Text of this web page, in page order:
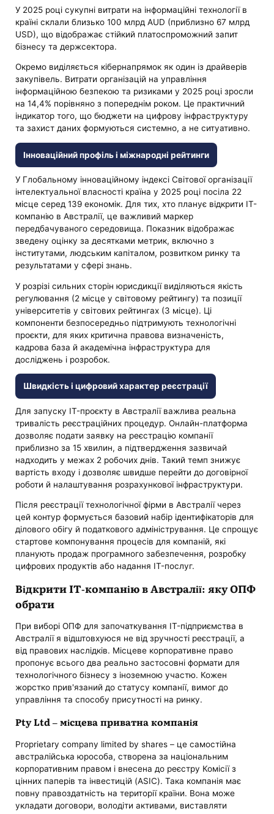
У 2025 році сукупні витрати на інформаційні технології в
країні склали близько 100 млрд AUD (приблизно 67 млрд
USD), що відображає стійкий платоспроможний запит
бізнесу та держсектора.
Окремо виділяється кібернапрямок як один із драйверів
закупівель. Витрати організацій на управління
інформаційною безпекою та ризиками у 2025 році зросли
на 14,4% порівняно з попереднім роком. Це практичний
індикатор того, що бюджети на цифрову інфраструктуру
та захист даних формуються системно, а не ситуативно.
Інноваційний профіль і міжнародні рейтинги
У Глобальному інноваційному індексі Світової організації
інтелектуальної власності країна у 2025 році посіла 22
місце серед 139 економік. Для тих, хто планує відкрити IT-
компанію в Австралії, це важливий маркер
передбачуваного середовища. Показник відображає
зведену оцінку за десятками метрик, включно з
інститутами, людським капіталом, розвитком ринку та
результатами у сфері знань.
У розрізі сильних сторін юрисдикції виділяються якість
регулювання (2 місце у світовому рейтингу) та позиції
університетів у світових рейтингах (3 місце). Ці
компоненти безпосередньо підтримують технологічні
проєкти, для яких критична правова визначеність,
кадрова база й академічна інфраструктура для
досліджень і розробок.
Швидкість і цифровий характер реєстрації
Для запуску IT-проєкту в Австралії важлива реальна
тривалість реєстраційних процедур. Онлайн-платформа
дозволяє подати заявку на реєстрацію компанії
приблизно за 15 хвилин, а підтвердження зазвичай
надходить у межах 2 робочих днів. Такий темп знижує
вартість входу і дозволяє швидше перейти до договірної
роботи й налаштування розрахункової інфраструктури.
Після реєстрації технологічної фірми в Австралії через
цей контур формується базовий набір ідентифікаторів для
ділового обігу й податкового адміністрування. Це спрощує
стартове компонування процесів для компаній, які
планують продаж програмного забезпечення, розробку
цифрових продуктів або надання IT-послуг.
Відкрити IT-компанію в Австралії: яку ОПФ
обрати
При виборі ОПФ для започаткування IT-підприємства в
Австралії я відштовхуюся не від зручності реєстрації, а
від правових наслідків. Місцеве корпоративне право
пропонує всього два реально застосовні формати для
технологічного бізнесу з іноземною участю. Кожен
жорстко прив'язаний до статусу компанії, вимог до
управління та способу присутності на ринку.
Pty Ltd – місцева приватна компанія
Proprietary company limited by shares – це самостійна
австралійська юрособа, створена за національним
корпоративним правом і внесена до реєстру Комісії з
цінних паперів та інвестицій (ASIC). Така компанія має
повну правоздатність на території країни. Вона може
укладати договори, володіти активами, виставляти